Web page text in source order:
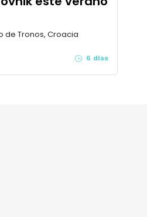
de Tronos, Croacia
6 días